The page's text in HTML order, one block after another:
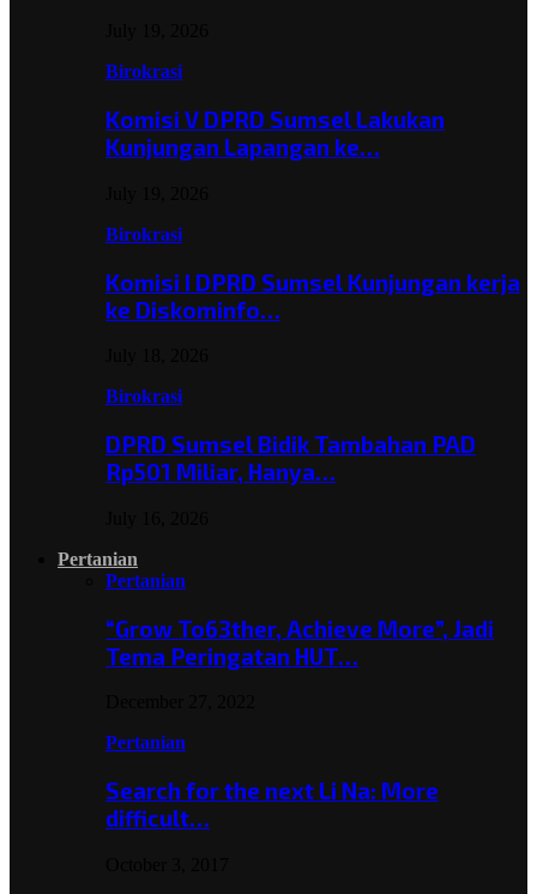
Birokrasi
Komisi V DPRD Sumsel Lakukan
Kunjungan Lapangan ke…
Birokrasi
Komisi I DPRD Sumsel Kunjungan kerja
ke Diskominfo…
Birokrasi
DPRD Sumsel Bidik Tambahan PAD
Rp501 Miliar, Hanya…
Pertanian
Pertanian
“Grow To63ther, Achieve More”, Jadi
Tema Peringatan HUT…
Pertanian
Search for the next Li Na: More
difficult…